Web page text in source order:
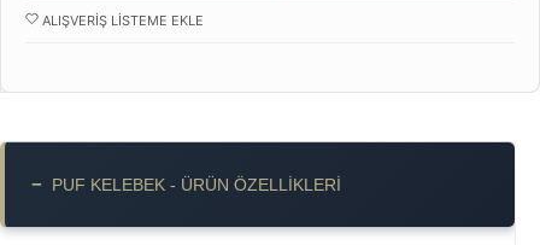
ALIŞVERIŞ LISTEME EKLE
− PUF KELEBEK - ÜRÜN ÖZELLIKLERI